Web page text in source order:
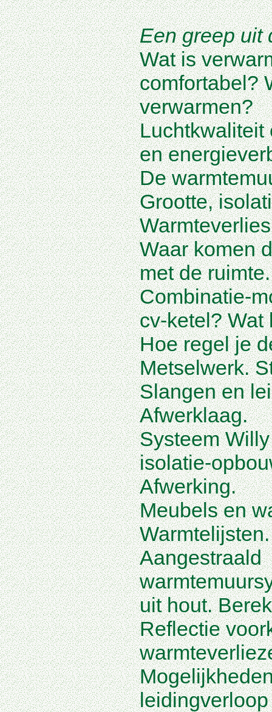
Een greep uit
Wat is
comfortabel?
verwarmen?
Luchtkwaliteit
en
De
Grootte,
Waar komen
met de ruimte.
Combinatie-
cv-ketel? Wat
Hoe regel je
Metselwerk.
Slangen en
Afwerklaag.
Systeem
isolatie-
Afwerking.
Meubels en
Warmtelijsten.
Aangestraald
uit hout.
Reflectie